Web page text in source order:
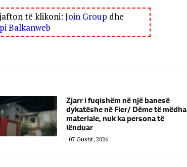
të klikoni: Join Group dhe
Balkanweb
Zjarr i fuqishëm në një banesë
dykatëshe në Fier/ Dëme të mëdha
materiale, nuk ka persona të
lënduar
07 Gusht, 2026